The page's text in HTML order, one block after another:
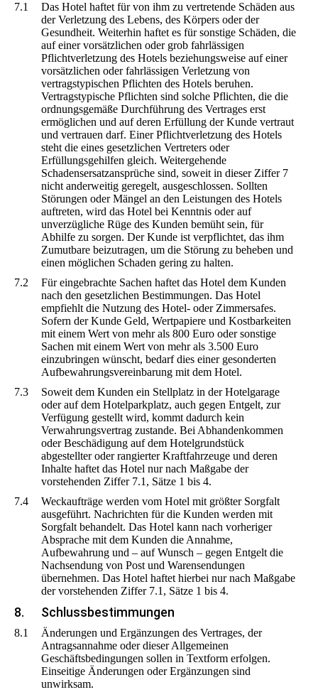
7.1
Das Hotel haftet für von ihm zu vertretende Schäden aus
der Verletzung des Lebens, des Körpers oder der
Gesundheit. Weiterhin haftet es für sonstige Schäden, die
auf einer vorsätzlichen oder grob fahrlässigen
Pflichtverletzung des Hotels beziehungsweise auf einer
vorsätzlichen oder fahrlässigen Verletzung von
vertragstypischen Pflichten des Hotels beruhen.
Vertragstypische Pflichten sind solche Pflichten, die die
ordnungsgemäße Durchführung des Vertrages erst
ermöglichen und auf deren Erfüllung der Kunde vertraut
und vertrauen darf. Einer Pflichtverletzung des Hotels
steht die eines gesetzlichen Vertreters oder
Erfüllungsgehilfen gleich. Weitergehende
Schadensersatzansprüche sind, soweit in dieser Ziffer 7
nicht anderweitig geregelt, ausgeschlossen. Sollten
Störungen oder Mängel an den Leistungen des Hotels
auftreten, wird das Hotel bei Kenntnis oder auf
unverzügliche Rüge des Kunden bemüht sein, für
Abhilfe zu sorgen. Der Kunde ist verpflichtet, das ihm
Zumutbare beizutragen, um die Störung zu beheben und
einen möglichen Schaden gering zu halten.
7.2
Für eingebrachte Sachen haftet das Hotel dem Kunden
nach den gesetzlichen Bestimmungen. Das Hotel
empfiehlt die Nutzung des Hotel- oder Zimmersafes.
Sofern der Kunde Geld, Wertpapiere und Kostbarkeiten
mit einem Wert von mehr als 800 Euro oder sonstige
Sachen mit einem Wert von mehr als 3.500 Euro
einzubringen wünscht, bedarf dies einer gesonderten
Aufbewahrungsvereinbarung mit dem Hotel.
7.3
Soweit dem Kunden ein Stellplatz in der Hotelgarage
oder auf dem Hotelparkplatz, auch gegen Entgelt, zur
Verfügung gestellt wird, kommt dadurch kein
Verwahrungsvertrag zustande. Bei Abhandenkommen
oder Beschädigung auf dem Hotelgrundstück
abgestellter oder rangierter Kraftfahrzeuge und deren
Inhalte haftet das Hotel nur nach Maßgabe der
vorstehenden Ziffer 7.1, Sätze 1 bis 4.
7.4
Weckaufträge werden vom Hotel mit größter Sorgfalt
ausgeführt. Nachrichten für die Kunden werden mit
Sorgfalt behandelt. Das Hotel kann nach vorheriger
Absprache mit dem Kunden die Annahme,
Aufbewahrung und – auf Wunsch – gegen Entgelt die
Nachsendung von Post und Warensendungen
übernehmen. Das Hotel haftet hierbei nur nach Maßgabe
der vorstehenden Ziffer 7.1, Sätze 1 bis 4.
8. Schlussbestimmungen
8.1
Änderungen und Ergänzungen des Vertrages, der
Antragsannahme oder dieser Allgemeinen
Geschäftsbedingungen sollen in Textform erfolgen.
Einseitige Änderungen oder Ergänzungen sind
unwirksam.